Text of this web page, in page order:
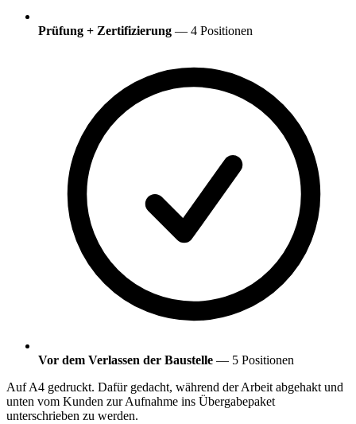
Prüfung + Zertifizierung — 4 Positionen
Vor dem Verlassen der Baustelle — 5 Positionen
Auf A4 gedruckt. Dafür gedacht, während der Arbeit abgehakt und
unten vom Kunden zur Aufnahme ins Übergabepaket
unterschrieben zu werden.